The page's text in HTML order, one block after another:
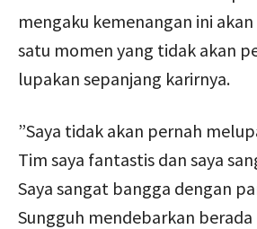
mengaku kemenangan ini
satu momen yang tidak akan
lupakan sepanjang karirnya.
”Saya tidak akan pernah
Tim saya fantastis dan saya
Saya sangat bangga dengan
Sungguh mendebarkan